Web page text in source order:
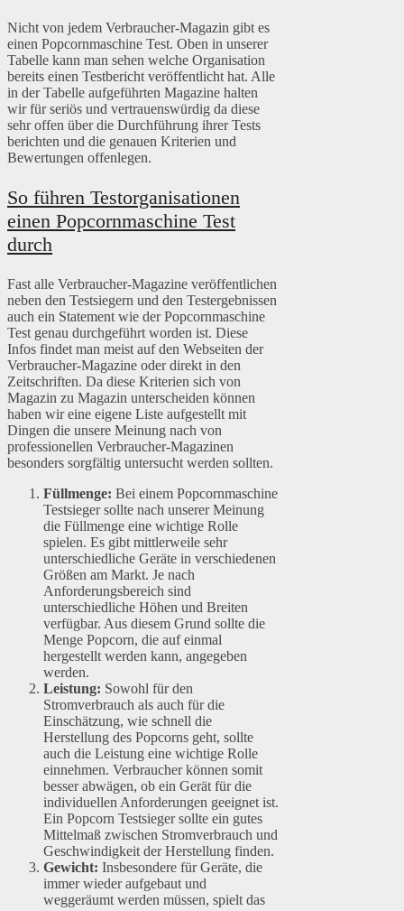
Nicht von jedem Verbraucher-Magazin gibt es
einen Popcornmaschine Test. Oben in unserer
Tabelle kann man sehen welche Organisation
bereits einen Testbericht veröffentlicht hat. Alle
in der Tabelle aufgeführten Magazine halten
wir für seriös und vertrauenswürdig da diese
sehr offen über die Durchführung ihrer Tests
berichten und die genauen Kriterien und
Bewertungen offenlegen.
So führen Testorganisationen
einen Popcornmaschine Test
durch
Fast alle Verbraucher-Magazine veröffentlichen
neben den Testsiegern und den Testergebnissen
auch ein Statement wie der Popcornmaschine
Test genau durchgeführt worden ist. Diese
Infos findet man meist auf den Webseiten der
Verbraucher-Magazine oder direkt in den
Zeitschriften. Da diese Kriterien sich von
Magazin zu Magazin unterscheiden können
haben wir eine eigene Liste aufgestellt mit
Dingen die unsere Meinung nach von
professionellen Verbraucher-Magazinen
besonders sorgfältig untersucht werden sollten.
Füllmenge: Bei einem Popcornmaschine
Testsieger sollte nach unserer Meinung
die Füllmenge eine wichtige Rolle
spielen. Es gibt mittlerweile sehr
unterschiedliche Geräte in verschiedenen
Größen am Markt. Je nach
Anforderungsbereich sind
unterschiedliche Höhen und Breiten
verfügbar. Aus diesem Grund sollte die
Menge Popcorn, die auf einmal
hergestellt werden kann, angegeben
werden.
Leistung: Sowohl für den
Stromverbrauch als auch für die
Einschätzung, wie schnell die
Herstellung des Popcorns geht, sollte
auch die Leistung eine wichtige Rolle
einnehmen. Verbraucher können somit
besser abwägen, ob ein Gerät für die
individuellen Anforderungen geeignet ist.
Ein Popcorn Testsieger sollte ein gutes
Mittelmaß zwischen Stromverbrauch und
Geschwindigkeit der Herstellung finden.
Gewicht: Insbesondere für Geräte, die
immer wieder aufgebaut und
weggeräumt werden müssen, spielt das